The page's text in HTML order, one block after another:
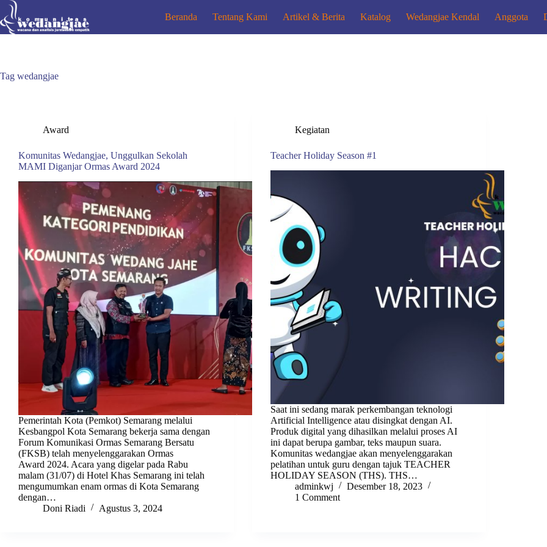
Beranda Tentang Kami Artikel & Berita Katalog Wedangjae Kendal Anggota
Tag wedangjae
Award
Komunitas Wedangjae, Unggulkan Sekolah
MAMI Diganjar Ormas Award 2024
Pemerintah Kota (Pemkot) Semarang melalui
Kesbangpol Kota Semarang bekerja sama dengan
Forum Komunikasi Ormas Semarang Bersatu
(FKSB) telah menyelenggarakan Ormas
Award 2024. Acara yang digelar pada Rabu
malam (31/07) di Hotel Khas Semarang ini telah
mengumumkan enam ormas di Kota Semarang
dengan…
Doni Riadi
Agustus 3, 2024
Kegiatan
Teacher Holiday Season #1
Saat ini sedang marak perkembangan teknologi
Artificial Intelligence atau disingkat dengan AI.
Produk digital yang dihasilkan melalui proses AI
ini dapat berupa gambar, teks maupun suara.
Komunitas wedangjae akan menyelenggarakan
pelatihan untuk guru dengan tajuk TEACHER
HOLIDAY SEASON (THS). THS…
adminkwj
Desember 18, 2023
1 Comment